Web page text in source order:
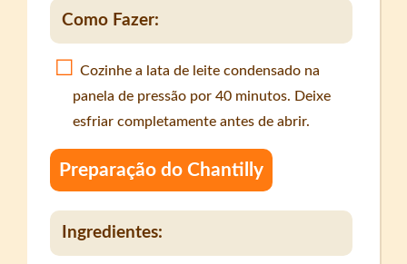
Como Fazer:
Cozinhe a lata de leite condensado na
panela de pressão por 40 minutos. Deixe
esfriar completamente antes de abrir.
Preparação do Chantilly
Ingredientes: